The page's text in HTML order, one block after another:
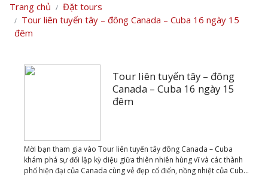
Trang chủ
Đặt tours
Tour liên tuyến tây – đông Canada – Cuba 16 ngày 15
đêm
Tour liên tuyến tây – đông
Canada – Cuba 16 ngày 15
đêm
Mời bạn tham gia vào Tour liên tuyến tây đông Canada – Cuba
khám phá sự đối lập kỳ diệu giữa thiên nhiên hùng vĩ và các thành
phố hiện đại của Canada cùng vẻ đẹp cổ điển, nồng nhiệt của Cub...